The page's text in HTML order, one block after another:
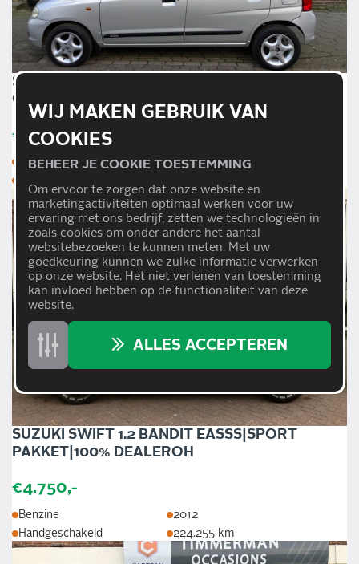
SUZUKI ALTO 1.1 GLX
COOL|AIRCO|EL.RAMEN|APK MEI'27
€1.950,-
Benzine
2006
SUZUKI SWIFT 1.2 BANDIT EASSS|SPORT
PAKKET|100% DEALEROH
€4.750,-
Benzine
2012
Handgeschakeld
224.255 km
WIJ MAKEN GEBRUIK VAN
COOKIES
BEHEER JE COOKIE TOESTEMMING
Om ervoor te zorgen dat onze website en
marketingactiviteiten optimaal werken voor uw
ervaring met ons bedrijf, zetten we technologieën in
zoals cookies om onder andere het aantal
websitebezoeken te kunnen meten. Met uw
goedkeuring kunnen we zulke informatie verwerken
op onze website. Het niet verlenen van toestemming
kan invloed hebben op de functionaliteit van deze
website.
ALLES ACCEPTEREN